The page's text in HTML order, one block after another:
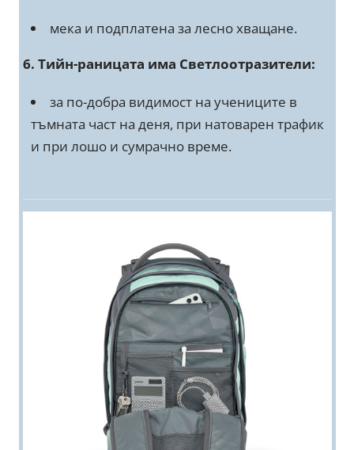
мека и подплатена за лесно хващане.
6. Тийн-раницата има Светлоотразители:
за по-добра видимост на учениците в
тъмната част на деня, при натоварен трафик
и при лошо и сумрачно време.